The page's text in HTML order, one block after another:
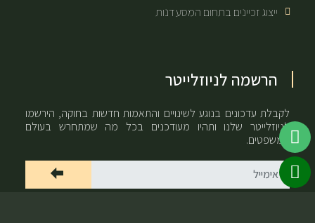
ייצוג זכיינים בתחום המסעדנות
הרשמה לניוזלייטר
לקבלת עדכונים בנוגע לשינויים והתאמות חדשות בחוקה, הירשמו
לניוזלייטר שלנו ותהיו מעודכנים בכל מה שמתחרש בעולם
המשפטים.